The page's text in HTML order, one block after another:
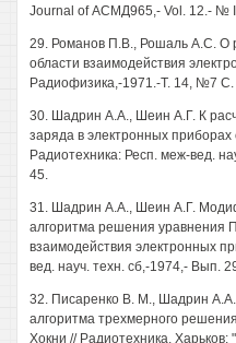
Journal of АСМД965,- Vol. 12.- №
29. Романов П.В., Рошаль A.C. О
области взаимодействия
Радиофизика,-1971.-Т. 14, №7 С.
30. Шадрин А.А., Шеин А.Г. К
заряда в электронных
Радиотехника: Респ. меж-вед.
45.
31. Шадрин А.А., Шеин А.Г.
алгоритма решения уравнения
взаимодействия электронных
вед. науч. техн. сб,-1974,- Вып.
32. Писаренко В. М., Шадрин
алгоритма трехмерного
Хокни // Радиотехника.